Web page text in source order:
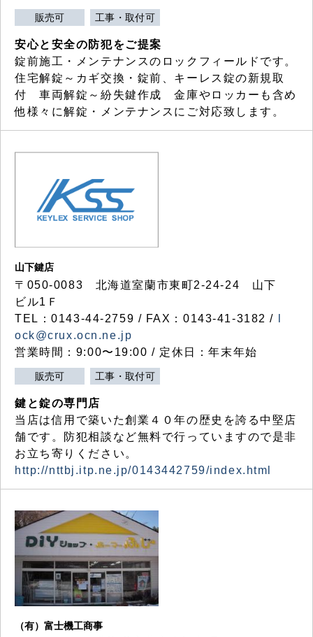
販売可 工事・取付可
安心と安全の防犯をご提案
錠前施工・メンテナンスのロックフィールドです。
住宅解錠～カギ交換・錠前、キーレス錠の新規取
付 車両解錠～紛失鍵作成 金庫やロッカーも含め
他様々に解錠・メンテナンスにご対応致します。
山下鍵店
〒050-0083 北海道室蘭市東町2-24-24 山下
ビル1Ｆ
TEL：0143-44-2759 / FAX：0143-41-3182 /
ock@crux.ocn.ne.jp
営業時間：9:00〜19:00 / 定休日：年末年始
販売可 工事・取付可
鍵と錠の専門店
当店は信用で築いた創業４０年の歴史を誇る中堅店
舗です。防犯相談など無料で行っていますので是非
お立ち寄りください。
http://nttbj.itp.ne.jp/0143442759/index.html
（有）富士機工商事